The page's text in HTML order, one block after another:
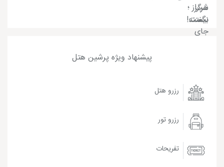
پیشنهاد ویژه پرشین هتل
رزرو هتل
رزرو تور
تفریحات